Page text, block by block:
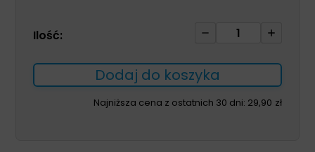
Ilość:
ilość
do
EKG
SCHILLER
Dodaj do koszyka
Najniższa cena z ostatnich 30 dni: 29,90 zł